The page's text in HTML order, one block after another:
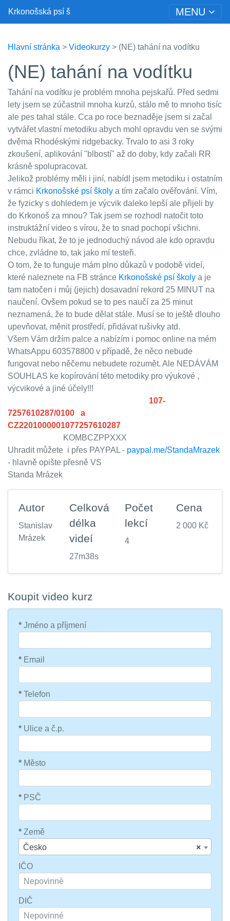
Krkonošská psí š MENU
Hlavní stránka > Videokurzy > (NE) tahání na vodítku
(NE) tahání na vodítku
Tahání na vodítku je problém mnoha pejskařů. Před sedmi
lety jsem se zúčastnil mnoha kurzů, stálo mě to mnoho tisíc
ale pes tahal stále. Cca po roce beznaděje jsem si začal
vytvářet vlastní metodiku abych mohl opravdu ven se svými
dvěma Rhodéskými ridgebacky. Trvalo to asi 3 roky
zkoušení, aplikování "blbostí" až do doby, kdy začali RR
krásně spolupracovat.
Jelikož problémy měli i jiní, nabídl jsem metodiku i ostatním
v rámci Krkonošské psí školy a tím začalo ověřování. Vím,
že fyzicky s dohledem je výcvik daleko lepší ale přijeli by
do Krkonoš za mnou? Tak jsem se rozhodl natočit toto
instruktážní video s vírou, že to snad pochopí všichni.
Nebudu říkat, že to je jednoduchý návod ale kdo opravdu
chce, zvládne to, tak jako mí testeři.
O tom, že to funguje mám plno důkazů v podobě videí,
které naleznete na FB stránce Krkonošské psí školy a je
tam natočen i můj (jejich) dosavadní rekord 25 MINUT na
naučení. Ovšem pokud se to pes naučí za 25 minut
neznamená, že to bude dělat stále. Musí se to ještě dlouho
upevňovat, měnit prostředí, přidávat rušivky atd.
Všem Vám držím palce a nabízím i pomoc online na mém
WhatsAppu 603578800 v případě, že něco nebude
fungovat nebo něčemu nebudete rozumět. Ale NEDÁVÁM
SOUHLAS ke kopírování této metodiky pro výukové ,
výcvikové a jiné účely!!!
107-
7257610287/0100 a
CZ2201000001077257610287
KOMBCZPPXXX
Uhradit můžete i přes PAYPAL - paypal.me/StandaMrazek
- hlavně opište přesně VS
Standa Mrázek
Autor
Stanislav
Mrázek
Celková
délka
videí
27m38s
Počet
lekcí
4
Cena
2 000 Kč
Koupit video kurz
* Jméno a příjmení
* Email
* Telefon
* Ulice a č.p.
* Město
* PSČ
* Země
×
Česko
IČO
DIČ